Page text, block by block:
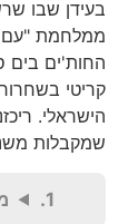
בעידן שבו
ממלחמת "עם
החות'ים בים
קריטי
שמקבלות